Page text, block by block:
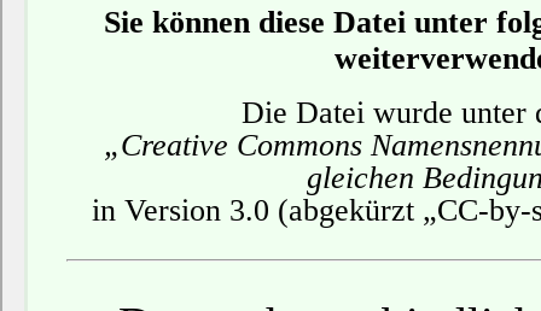
Sie können diese Datei unter
Die Datei wurde unter
„Creative Commons
gleichen
in Version 3.0 (abgekürzt „CC-